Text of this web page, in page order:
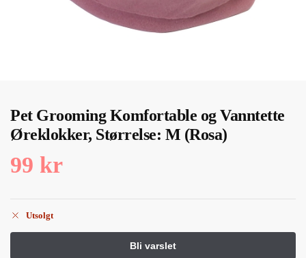
Pet Grooming Komfortable og Vanntette
Øreklokker, Størrelse: M (Rosa)
99 kr
Utsolgt